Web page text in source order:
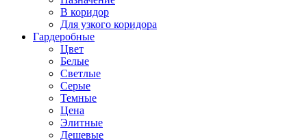
В коридор
Для узкого коридора
Гардеробные
Цвет
Белые
Светлые
Серые
Темные
Цена
Элитные
Дешевые